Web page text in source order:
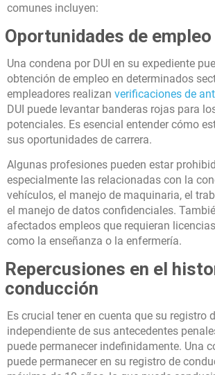
comunes incluyen:
Oportunidades de empleo
Una condena por DUI en su expediente
obtención de empleo en determinados
empleadores realizan verificaciones de
DUI puede levantar banderas rojas para
potenciales. Es esencial entender cómo
sus oportunidades de carrera.
Algunas profesiones pueden estar
especialmente las relacionadas con la
vehículos, el manejo de maquinaria, el
el manejo de datos confidenciales.
afectados empleos que requieran
como la enseñanza o la enfermería.
Repercusiones en el
conducción
Es crucial tener en cuenta que su registro
independiente de sus antecedentes
puede permanecer indefinidamente. Una
puede permanecer en su registro de